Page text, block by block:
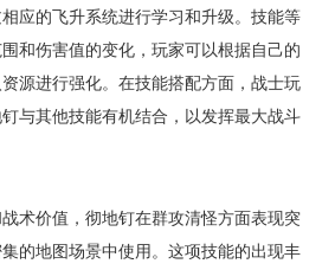
应的飞升系统进行学习和升级。技能等
和伤害值的变化，玩家可以根据自己的
源进行强化。在技能搭配方面，战士玩
与其他技能有机结合，以发挥最大战斗
术价值，彻地钉在群攻清怪方面表现突
的地图场景中使用。这项技能的出现丰